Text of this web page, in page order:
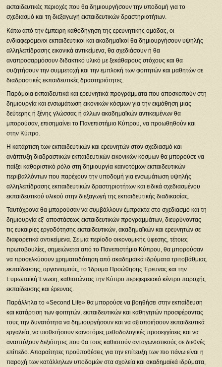
εκπαιδευτικές περιοχές που θα δημιουργήσουν την υποδομή για το
σχεδιασμό και τη διεξαγωγή εκπαιδευτικών δραστηριοτήτων.
Κάτω από την έμπειρη καθοδήγηση της ερευνητικής ομάδας, οι
ενδιαφερόμενοι εκπαιδευτικοί και ακαδημαϊκοί θα δημιουργήσουν υψηλής
αλληλεπίδρασης εικονικά αντικείμενα, θα σχεδιάσουν ή θα
αναπροσαρμόσουν διδακτικό υλικό με ξεκάθαρους στόχους και θα
συζητήσουν την συμμετοχή και την εμπλοκή των φοιτητών και μαθητών σε
διαδραστικές εκπαιδευτικές δραστηριότητες.
Παρόμοια εκπαιδευτικά και ερευνητικά προγράμματα που αποσκοπούν στη
δημιουργία και ενσωμάτωση εικονικών κόσμων για την εκμάθηση μιας
δεύτερης ή ξένης γλώσσας ή άλλων ακαδημαϊκών αντικειμένων θα
μπορούσαν, επισημαίνει το Πανεπιστήμιο Κύπρου, να προωθηθούν και
στην Κύπρο.
Η κατάρτιση των εκπαιδευτικών και ερευνητών στον σχεδιασμό και
ανάπτυξη διαδραστικών εκπαιδευτικών εικονικών κόσμων θα μπορούσε να
παίξει καθοριστικό ρόλο στη δημιουργία καινοτόμων εκπαιδευτικών
περιβαλλόντων που παρέχουν την υποδομή για ενσωμάτωση υψηλής
αλληλεπίδρασης εκπαιδευτικών δραστηριοτήτων και ειδικά σχεδιασμένου
εκπαιδευτικού υλικού στην διεξαγωγή της εκπαιδευτικής διαδικασίας.
Ταυτόχρονα θα μπορούσαν να συμβάλλουν έμπρακτα στο σχεδιασμό και τη
δημιουργία εξ’ αποστάσεως εκπαιδευτικών προγραμμάτων, διευρύνοντας
τις ευκαιρίες εργοδότησης εκπαιδευτικών, ακαδημαϊκών και ερευνητών σε
διαφορετικά αντικείμενα. Σε μια περίοδο οικονομικής ύφεσης, τέτοιες
πρωτοβουλίες, σημειώνεται από το Πανεπιστήμιο Κύπρου, θα μπορούσαν
να προσελκύσουν χρηματοδότηση από ακαδημαϊκά ιδρύματα τριτοβάθμιας
εκπαίδευσης, οργανισμούς, το Ίδρυμα Προώθησης Έρευνας και την
Ευρωπαϊκή Ένωση, καθιστώντας την Κύπρο περιφερειακό κέντρο παροχής
εκπαίδευσης και έρευνας.
Παράλληλα το «Second Life» θα μπορούσε να βοηθήσει στην εκπαίδευση
και κατάρτιση των φοιτητών, εκπαιδευτικών και καθηγητών προσφέροντας
τους την δυνατότητα να δημιουργήσουν και να αξιοποιήσουν εκπαιδευτικά
εργαλεία, να υιοθετήσουν καινοτόμες μεθοδολογικές προσεγγίσεις και να
αναπτύξουν δεξιότητες που θα τους καθιστούν ανταγωνιστικούς σε διεθνές
επίπεδο. Απαραίτητες προϋποθέσεις για την επίτευξη των πιο πάνω είναι η
παροχή των κατάλληλων υποδομών στα σχολεία και ακαδημαϊκά ιδρύματα,